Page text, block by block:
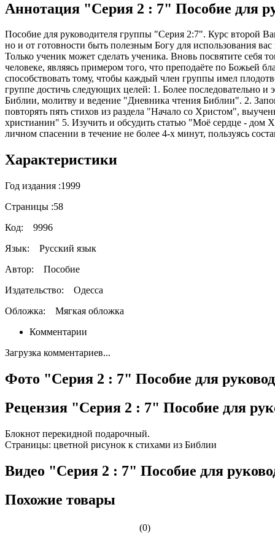
Аннотация "Серия 2 : 7" Пособие для
Пособие для руководителя группы "Серия 2:7". Курс второй
но и от готовности быть полезным Богу для использования
Только ученик может сделать ученика. Вновь посвятите себя
человеке, являясь примером того, что преподаёте по Божьей
способствовать тому, чтобы каждый член группы имел
группе достичь следующих целей: 1. Более последовательно
Библии, молитву и ведение "Дневника чтения Библии". 2.
повторять пять стихов из раздела "Начало со Христом",
христианин" 5. Изучить и обсудить статью "Моё сердце - дом
личном спасении в течение не более 4-х минут, пользуясь
Характеристики
Год издания :1999
Страницы :58
Код: 9996
Язык: Русский язык
Автор:
Пособие
Издательство:
Одесса
Обложка: Мягкая обложка
Комментарии
Загрузка комментариев...
Фото "Серия 2 : 7" Пособие для
Рецензия "Серия 2 : 7" Пособие для
Блокнот перекидной подарочный.
Страницы: цветной рисунок к стихами из Библии
Видео "Серия 2 : 7" Пособие для
Похожие товары
(0)